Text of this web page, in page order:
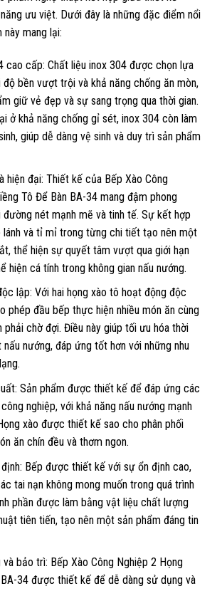
ưu việt. Dưới đây là những đặc điểm nổi
này mang lại:
cao cấp: Chất liệu inox 304 được chọn lựa
độ bền vượt trội và khả năng chống ăn mòn,
giữ vẻ đẹp và sự sang trọng qua thời gian.
ở khả năng chống gỉ sét, inox 304 còn làm
giúp dễ dàng vệ sinh và duy trì sản phẩm
hiện đại: Thiết kế của Bếp Xào Công
Tô Để Bàn BA-34 mang đậm phong
đường nét mạnh mẽ và tinh tế. Sự kết hợp
lánh và tỉ mỉ trong từng chi tiết tạo nên một
thể hiện sự quyết tâm vượt qua giới hạn
hiện cá tính trong không gian nấu nướng.
lập: Với hai họng xào tô hoạt động độc
phép đầu bếp thực hiện nhiều món ăn cùng
phải chờ đợi. Điều này giúp tối ưu hóa thời
nấu nướng, đáp ứng tốt hơn với những nhu
Sản phẩm được thiết kế để đáp ứng các
nghiệp, với khả năng nấu nướng mạnh
xào được thiết kế sao cho phân phối
ăn chín đều và thơm ngon.
Bếp được thiết kế với sự ổn định cao,
tai nạn không mong muốn trong quá trình
phần được làm bằng vật liệu chất lượng
tiên tiến, tạo nên một sản phẩm đáng tin
và bảo trì: Bếp Xào Công Nghiệp 2 Họng
BA-34 được thiết kế để dễ dàng sử dụng và